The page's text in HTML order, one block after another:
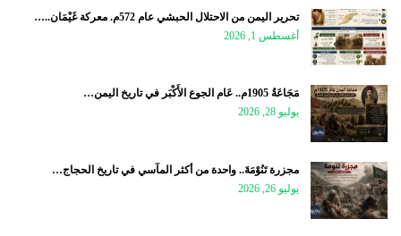
تحرير اليمن من الاحتلال الحبشي عام 572م. معركة غَيْمَان..…
أغسطس 1, 2026
مَجَاعَةُ 1905م.. عَام الجوع الأَكْبَر في تاريخ اليمن…
يوليو 28, 2026
مجزرة تَنُوْمَةَ.. واحدة من أكثر المآسي في تاريخ الحجاج…
يوليو 26, 2026